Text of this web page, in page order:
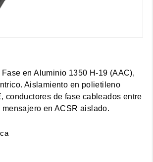
en Aluminio 1350 H-19 (AAC),
Aislamiento en polietileno
conductores de fase cableados entre
en ACSR aislado.